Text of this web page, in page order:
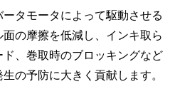
タモータによって駆動させる
の摩擦を低減し、インキ取ら
、巻取時のブロッキングなど
の予防に大きく貢献します。